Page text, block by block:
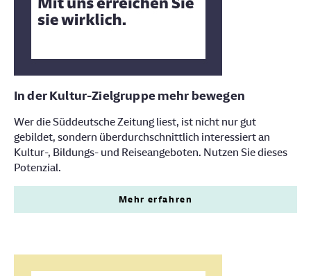
In der Kultur-Zielgruppe mehr bewegen
Wer die Süddeutsche Zeitung liest, ist nicht nur gut
gebildet, sondern überdurchschnittlich interessiert an
Kultur-, Bildungs- und Reiseangeboten. Nutzen Sie dieses
Potenzial.
Mehr erfahren